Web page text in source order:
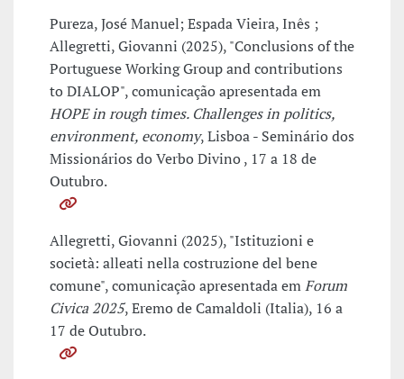
Pureza, José Manuel; Espada Vieira, Inês ;
Allegretti, Giovanni (2025), "Conclusions of the
Portuguese Working Group and contributions
to DIALOP", comunicação apresentada em
HOPE in rough times. Challenges in politics,
environment, economy, Lisboa - Seminário dos
Missionários do Verbo Divino , 17 a 18 de
Outubro.
Allegretti, Giovanni (2025), "Istituzioni e
società: alleati nella costruzione del bene
comune", comunicação apresentada emForum
Civica 2025, Eremo de Camaldoli (Italia), 16 a
17 de Outubro.